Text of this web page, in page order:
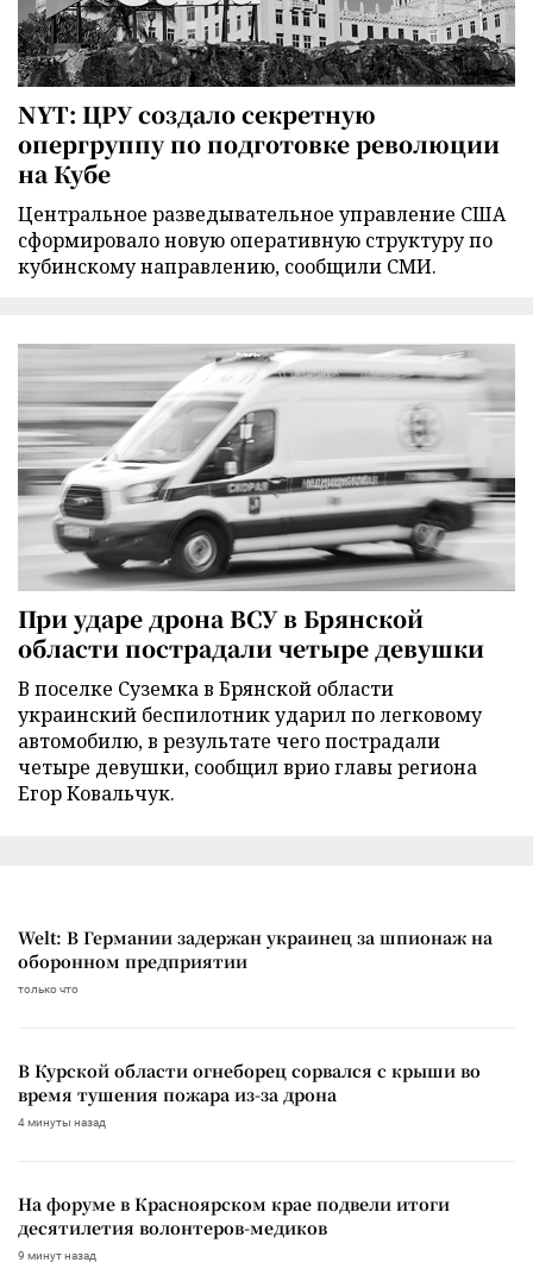
NYT: ЦРУ создало секретную
опергруппу по подготовке революции
на Кубе
Центральное разведывательное управление США
сформировало новую оперативную структуру по
кубинскому направлению, сообщили СМИ.
При ударе дрона ВСУ в Брянской
области пострадали четыре девушки
В поселке Суземка в Брянской области
украинский беспилотник ударил по легковому
автомобилю, в результате чего пострадали
четыре девушки, сообщил врио главы региона
Егор Ковальчук.
Welt: В Германии задержан украинец за шпионаж на
оборонном предприятии
только что
В Курской области огнеборец сорвался с крыши во
время тушения пожара из-за дрона
4 минуты назад
На форуме в Красноярском крае подвели итоги
десятилетия волонтеров-медиков
9 минут назад